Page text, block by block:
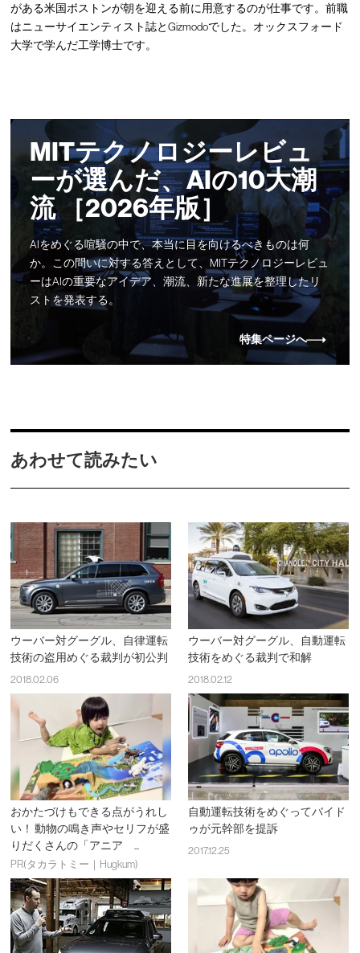
がある米国ボストンが朝を迎える前に用意するのが仕事です。前職
はニューサイエンティスト誌とGizmodoでした。オックスフォード
大学で学んだ工学博士です。
MITテクノロジーレビュ
ーが選んだ、AIの10大潮
流 ［2026年版］
AIをめぐる喧騒の中で、本当に目を向けるべきものは何
か。この問いに対する答えとして、MITテクノロジーレビュ
ーはAIの重要なアイデア、潮流、新たな進展を整理したリ
ストを発表する。
特集ページへ
あわせて読みたい
ウーバー対グーグル、自律運転
技術の盗用めぐる裁判が初公判
2018.02.06
ウーバー対グーグル、自動運転
技術をめぐる裁判で和解
2018.02.12
おかたづけもできる点がうれし
い！ 動物の鳴き声やセリフが盛
りだくさんの「アニア ...
PR(タカラトミー｜Hugkum)
自動運転技術をめぐってバイド
ゥが元幹部を提訴
2017.12.25